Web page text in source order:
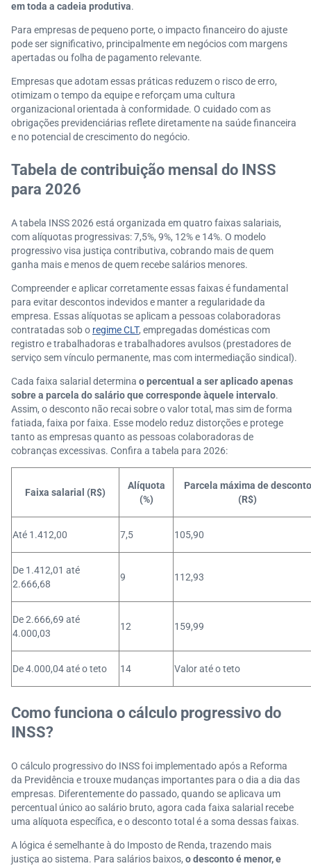
em toda a cadeia produtiva.
Para empresas de pequeno porte, o impacto financeiro do ajuste
pode ser significativo, principalmente em negócios com margens
apertadas ou folha de pagamento relevante.
Empresas que adotam essas práticas reduzem o risco de erro,
otimizam o tempo da equipe e reforçam uma cultura
organizacional orientada à conformidade. O cuidado com as
obrigações previdenciárias reflete diretamente na saúde financeira
e no potencial de crescimento do negócio.
Tabela de contribuição mensal do INSS
para 2026
A tabela INSS 2026 está organizada em quatro faixas salariais,
com alíquotas progressivas: 7,5%, 9%, 12% e 14%. O modelo
progressivo visa justiça contributiva, cobrando mais de quem
ganha mais e menos de quem recebe salários menores.
Compreender e aplicar corretamente essas faixas é fundamental
para evitar descontos indevidos e manter a regularidade da
empresa. Essas alíquotas se aplicam a pessoas colaboradoras
contratadas sob o regime CLT, empregadas domésticas com
registro e trabalhadoras e trabalhadores avulsos (prestadores de
serviço sem vínculo permanente, mas com intermediação sindical).
Cada faixa salarial determina o percentual a ser aplicado apenas
sobre a parcela do salário que corresponde àquele intervalo.
Assim, o desconto não recai sobre o valor total, mas sim de forma
fatiada, faixa por faixa. Esse modelo reduz distorções e protege
tanto as empresas quanto as pessoas colaboradoras de
cobranças excessivas. Confira a tabela para 2026:
Faixa salarial (R$)
Alíquota
(%)
Parcela máxima de desconto
(R$)
Até 1.412,00 7,5 105,90
De 1.412,01 até
2.666,68
9 112,93
De 2.666,69 até
4.000,03
12 159,99
De 4.000,04 até o teto 14 Valor até o teto
Como funciona o cálculo progressivo do
INSS?
O cálculo progressivo do INSS foi implementado após a Reforma
da Previdência e trouxe mudanças importantes para o dia a dia das
empresas. Diferentemente do passado, quando se aplicava um
percentual único ao salário bruto, agora cada faixa salarial recebe
uma alíquota específica, e o desconto total é a soma dessas faixas.
A lógica é semelhante à do Imposto de Renda, trazendo mais
justiça ao sistema. Para salários baixos, o desconto é menor, e